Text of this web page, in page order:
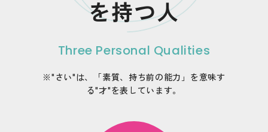
を持つ人
Three Personal Qualities
※"さい"は、「素質、持ち前の能力」を意味す
る"才"を表しています。